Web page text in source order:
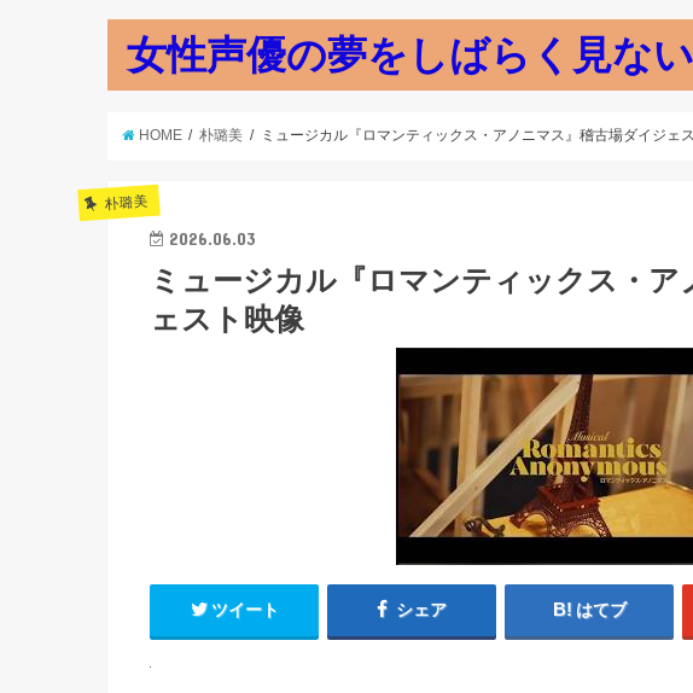
女性声優の夢をしばらく見ない
HOME 朴璐美 ミュージカル『ロマンティックス・アノニマス』稽古場ダイジェ
朴璐美
2026.06.03
ミュージカル『ロマンティックス・
ェスト映像
ツイート シェア はてブ